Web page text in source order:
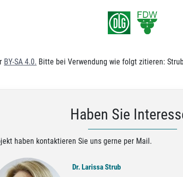
BY-SA 4.0. Bitte bei Verwendung wie folgt zitieren:
Haben Sie
haben kontaktieren Sie uns gerne per Mail.
Dr. Larissa Strub